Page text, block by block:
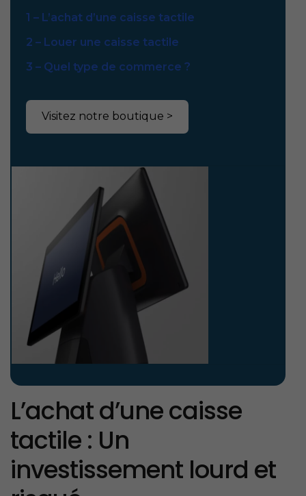
1 – L’achat d’une caisse tactile
2 – Louer une caisse tactile
3 – Quel type de commerce ?
Visitez notre boutique >
L’achat d’une caisse
tactile : Un
investissement lourd et